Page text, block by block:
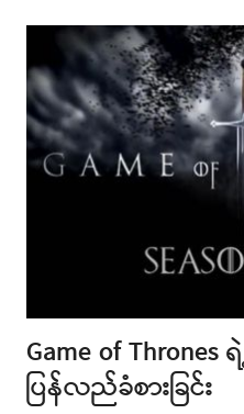
Game of Thrones
ပြန်လည်ခံစားခြင်း